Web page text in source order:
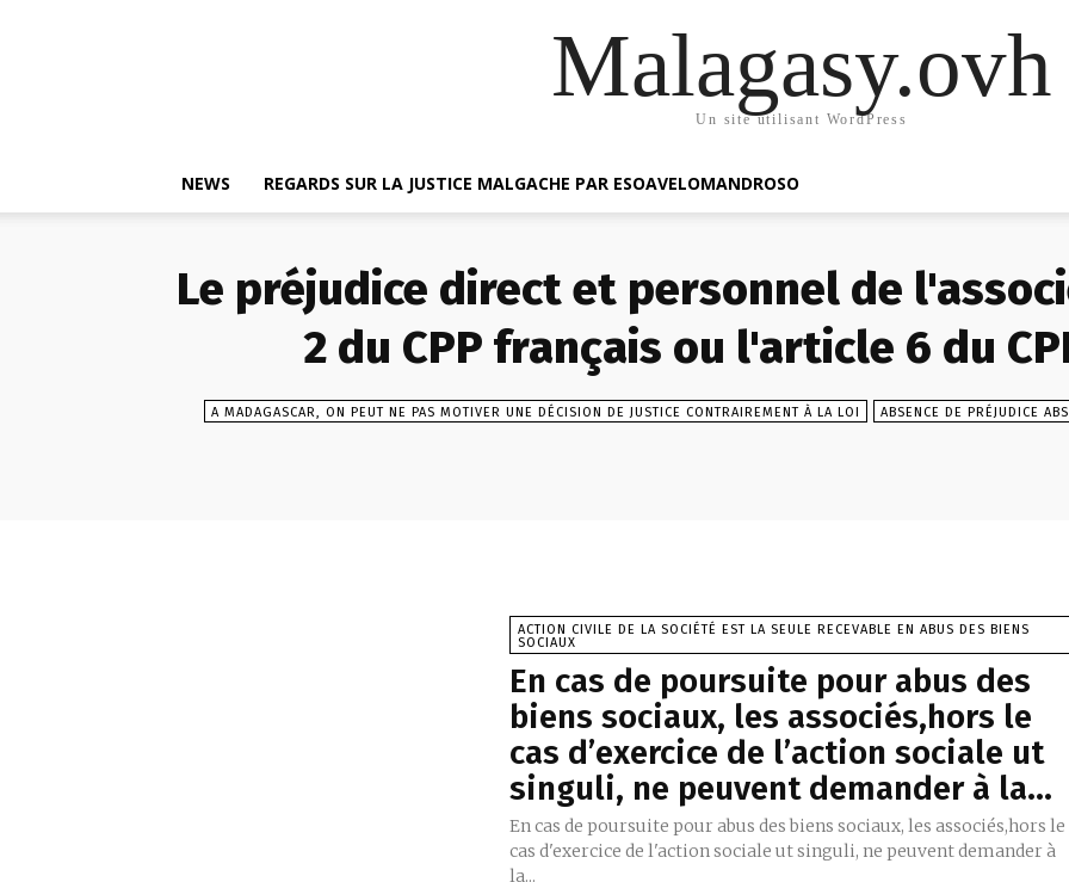
Malagasy.ovh
Un site utilisant WordPress
NEWS REGARDS SUR LA JUSTICE MALGACHE PAR ESOAVELOMANDROSO
Le préjudice direct et personnel de
2 du CPP français ou l'article 6 du
A MADAGASCAR, ON PEUT NE PAS MOTIVER UNE DÉCISION DE JUSTICE CONTRAIREMENT À LA LOI ABSENCE DE PRÉJUDICE
ACTION CIVILE DE LA SOCIÉTÉ EST LA SEULE RECEVABLE EN ABUS DES BIENS
SOCIAUX
En cas de poursuite pour abus des
biens sociaux, les associés,hors le
cas d’exercice de l’action sociale ut
singuli, ne peuvent demander à la...
En cas de poursuite pour abus des biens sociaux, les associés,hors le
cas d'exercice de l'action sociale ut singuli, ne peuvent demander à
la...